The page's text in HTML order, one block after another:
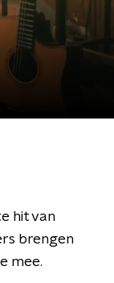
hit van
brengen
mee.